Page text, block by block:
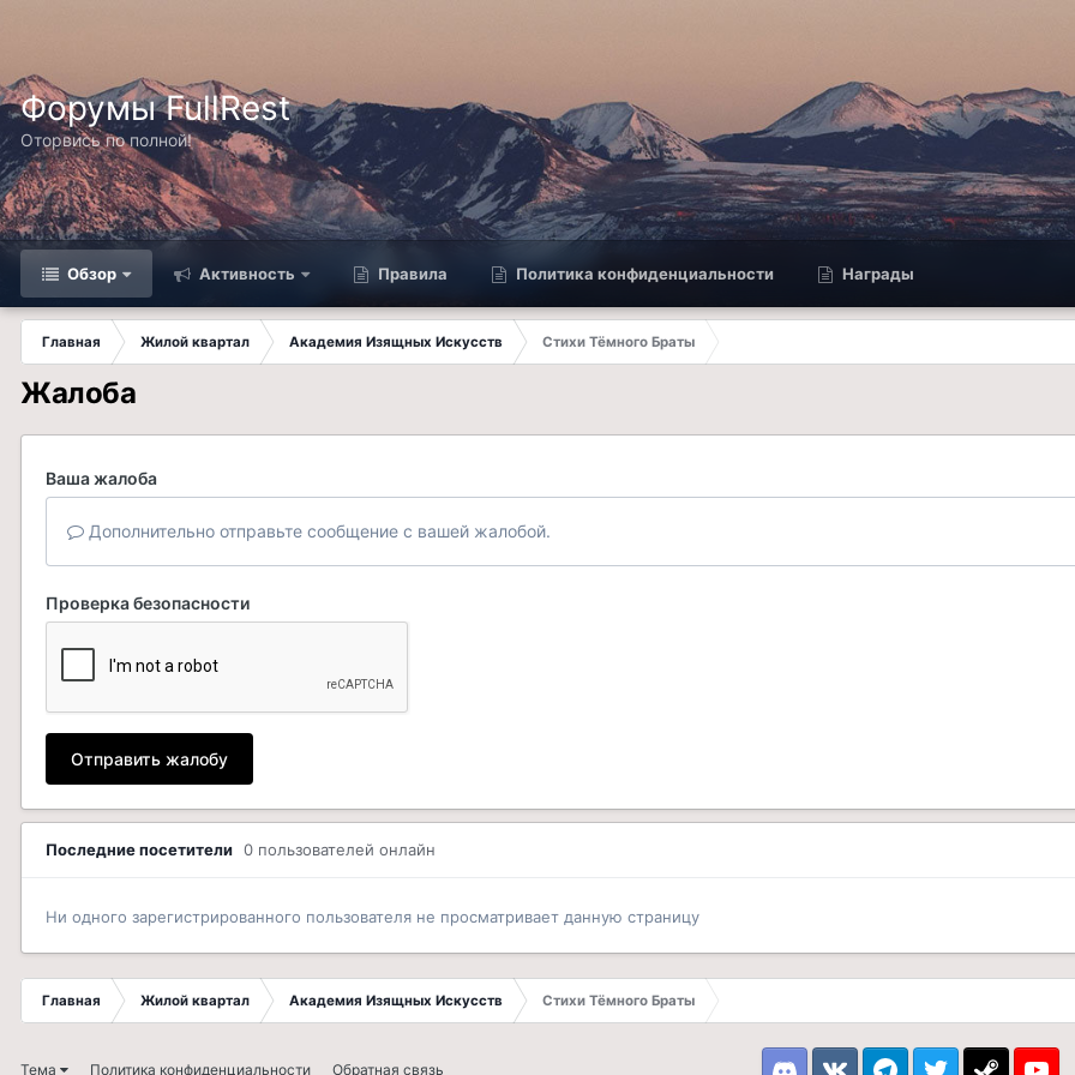
Форумы FullRest
Оторвись по полной!
Обзор Активность Правила Политика конфиденциальности Награды
Главная Жилой квартал Академия Изящных Искусств
Стихи Тёмного Браты
Жалоба
Ваша жалоба
Дополнительно отправьте сообщение с вашей жалобой.
Проверка безопасности
Отправить жалобу
Последние посетители 0 пользователей онлайн
Ни одного зарегистрированного пользователя не просматривает данную страницу
Главная Жилой квартал Академия Изящных Искусств Стихи Тёмного Браты
Тема Политика конфиденциальности Обратная связь